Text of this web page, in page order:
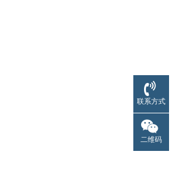
联系方式
二维码